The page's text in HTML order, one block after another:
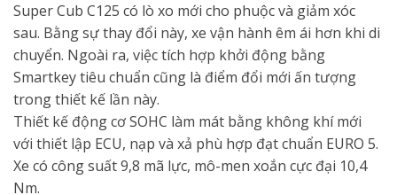
Super Cub C125 có lò xo mới cho phuộc và giảm xóc
sau. Bằng sự thay đổi này, xe vận hành êm ái hơn khi di
chuyển. Ngoài ra, việc tích hợp khởi động bằng
Smartkey tiêu chuẩn cũng là điểm đổi mới ấn tượng
trong thiết kế lần này.
Thiết kế động cơ SOHC làm mát bằng không khí mới
với thiết lập ECU, nạp và xả phù hợp đạt chuẩn EURO 5.
Xe có công suất 9,8 mã lực, mô-men xoắn cực đại 10,4
Nm.